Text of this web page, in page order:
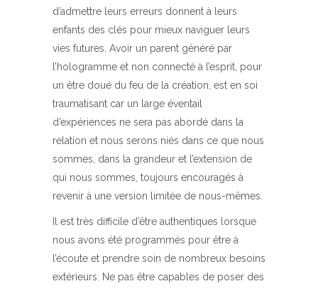
d’admettre leurs erreurs donnent à leurs
enfants des clés pour mieux naviguer leurs
vies futures. Avoir un parent généré par
l’hologramme et non connecté à l’esprit, pour
un être doué du feu de la création, est en soi
traumatisant car un large éventail
d’expériences ne sera pas abordé dans la
relation et nous serons niés dans ce que nous
sommes, dans la grandeur et l’extension de
qui nous sommes, toujours encouragés à
revenir à une version limitée de nous-mêmes.
Il est très difficile d’être authentiques lorsque
nous avons été programmés pour être à
l’écoute et prendre soin de nombreux besoins
extérieurs. Ne pas être capables de poser des